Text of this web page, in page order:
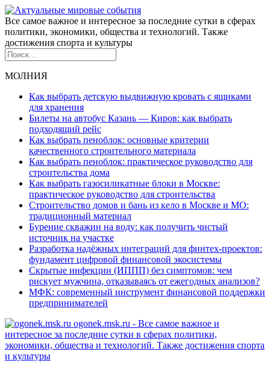
Все самое важное и интересное за последние сутки в сферах
политики, экономики, общества и технологий. Также
достижения спорта и культуры
МОЛНИЯ
Как выбрать детскую выдвижную кровать с ящиками
для хранения
Билеты на автобус Казань — Киров: как выбрать
подходящий рейс
Как выбрать пеноблок: основные критерии
качественного строительного материала
Как выбрать пеноблок: практическое руководство для
строительства дома
Как выбрать газосиликатные блоки в Москве:
практическое руководство для строительства
Строительство домов и бань из кело в Москве и МО:
традиционный материал
Бурение скважин на воду: как получить чистый
источник на участке
Разработка надёжных интеграций для финтех-проектов:
фундамент цифровой финансовой экосистемы
Скрытые инфекции (ИППП) без симптомов: чем
рискует мужчина, отказываясь от ежегодных анализов?
МФК: современный инструмент финансовой поддержки
предпринимателей
ogonek.msk.ru - Все самое важное и
интересное за последние сутки в сферах политики,
экономики, общества и технологий. Также достижения спорта
и культуры